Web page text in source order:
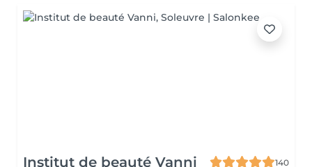
Institut de beauté Vanni 140